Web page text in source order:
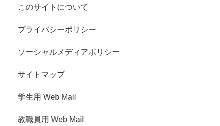
このサイトについて
プライバシーポリシー
ソーシャルメディアポリシー
サイトマップ
学生用 Web Mail
教職員用 Web Mail